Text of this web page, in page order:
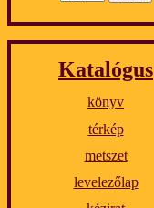
Katalógus
könyv
térkép
metszet
levelezőlap